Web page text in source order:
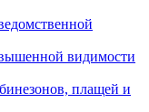
видимости
плащей и